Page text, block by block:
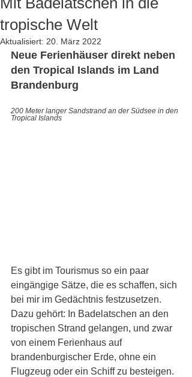
tropische Welt
Aktualisiert: 20. März 2022
Neue Ferienhäuser direkt neben
den Tropical Islands im Land
Brandenburg
200 Meter langer Sandstrand an der Südsee in den
Tropical Islands
Es gibt im Tourismus so ein paar
eingängige Sätze, die es schaffen, sich
bei mir im Gedächtnis festzusetzen.
Dazu gehört: In Badelatschen an den
tropischen Strand gelangen, und zwar
von einem Ferienhaus auf
brandenburgischer Erde, ohne ein
Flugzeug oder ein Schiff zu besteigen.